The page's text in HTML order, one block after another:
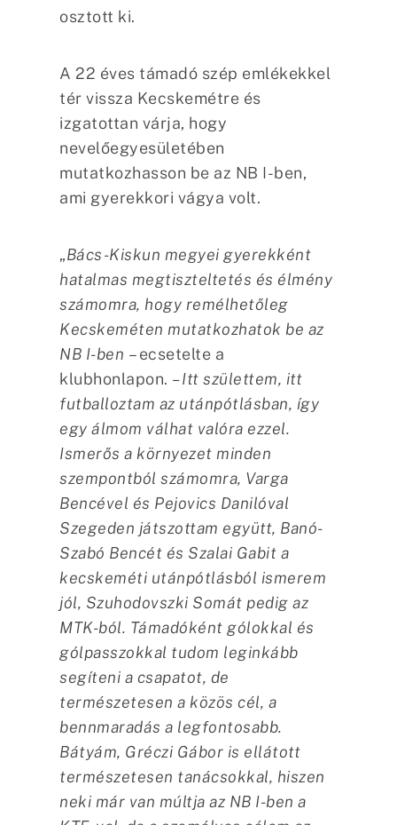
osztott ki.
A 22 éves támadó szép emlékekkel
tér vissza Kecskemétre és
izgatottan várja, hogy
nevelőegyesületében
mutatkozhasson be az NB I-ben,
ami gyerekkori vágya volt.
„Bács-Kiskun megyei gyerekként
hatalmas megtiszteltetés és élmény
számomra, hogy remélhetőleg
Kecskeméten mutatkozhatok be az
NB I-ben – ecsetelte a
klubhonlapon. – Itt születtem, itt
futballoztam az utánpótlásban, így
egy álmom válhat valóra ezzel.
Ismerős a környezet minden
szempontból számomra, Varga
Bencével és Pejovics Danilóval
Szegeden játszottam együtt, Banó-
Szabó Bencét és Szalai Gabit a
kecskeméti utánpótlásból ismerem
jól, Szuhodovszki Somát pedig az
MTK-ból. Támadóként gólokkal és
gólpasszokkal tudom leginkább
segíteni a csapatot, de
természetesen a közös cél, a
bennmaradás a legfontosabb.
Bátyám, Gréczi Gábor is ellátott
természetesen tanácsokkal, hiszen
neki már van múltja az NB I-ben a